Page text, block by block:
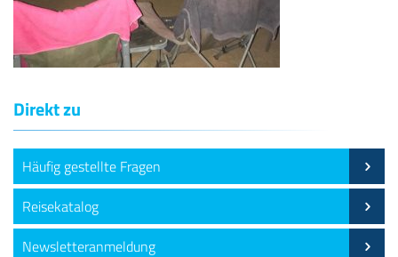
Direkt zu
Häufig gestellte Fragen
Reisekatalog
Newsletteranmeldung